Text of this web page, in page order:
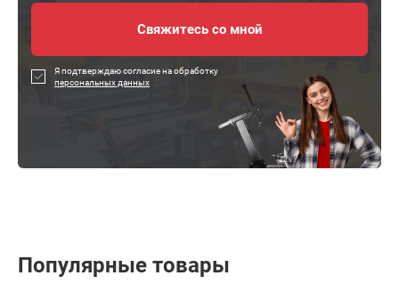
Я подтверждаю согласие на обработку
персональных данных
Популярные товары